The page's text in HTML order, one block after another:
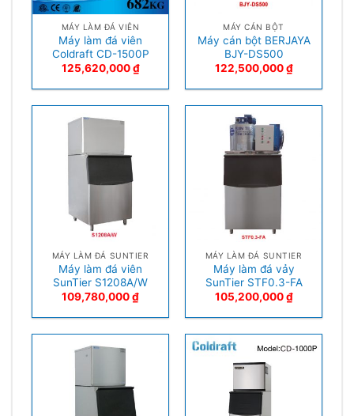
MÁY LÀM ĐÁ VIÊN
Máy làm đá viên
Coldraft CD-1500P
125,620,000₫
MÁY CÁN BỘT
Máy cán bột BERJAYA
BJY-DS500
122,500,000₫
MÁY LÀM ĐÁ SUNTIER
Máy làm đá viên
SunTier S1208A/W
109,780,000₫
MÁY LÀM ĐÁ SUNTIER
Máy làm đá vảy
SunTier STF0.3-FA
105,200,000₫